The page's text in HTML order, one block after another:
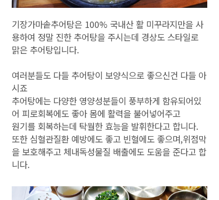
기장가마솥추어탕은 100% 국내산 활 미꾸라지만을 사
용하여 정말 진한 추어탕을 주시는데 경상도 스타일로
맑은 추어탕입니다.
여러분들도 다들 추어탕이 보양식으로 좋으신건 다들 아
시죠
추어탕에는 다양한 영양성분들이 풍부하게 함유되어있
어 피로회복에도 좋아 몸에 활력을 불어넣어주고
원기를 회복하는데 탁월한 효능을 발휘한다고 합니다.
또한 심혈관질환 예방에도 좋고 빈혈에도 좋으며,위점막
을 보호해주고 체내독성물질 배출에도 도움을 준다고 합
니다.